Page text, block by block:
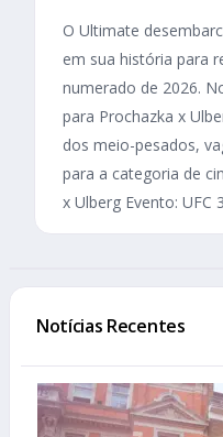
O Ultimate
em sua história para
numerado de 2026.
para Prochazka x
dos meio-pesados,
para a categoria de
x Ulberg Evento: UFC
Notícias Recentes